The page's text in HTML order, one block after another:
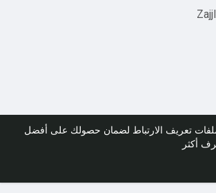
تعريف الارتباط لضمان حصولك على أفضل
أكثر